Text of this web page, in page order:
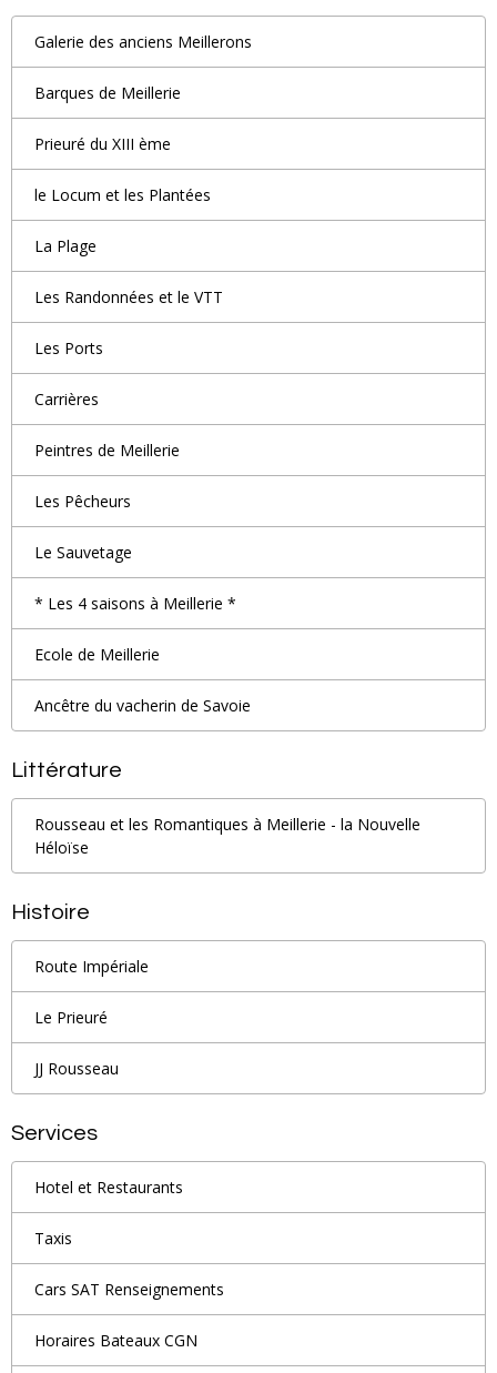
Galerie des anciens Meillerons
Barques de Meillerie
Prieuré du XIII ème
le Locum et les Plantées
La Plage
Les Randonnées et le VTT
Les Ports
Carrières
Peintres de Meillerie
Les Pêcheurs
Le Sauvetage
* Les 4 saisons à Meillerie *
Ecole de Meillerie
Ancêtre du vacherin de Savoie
Littérature
Rousseau et les Romantiques à Meillerie - la Nouvelle
Héloïse
Histoire
Route Impériale
Le Prieuré
JJ Rousseau
Services
Hotel et Restaurants
Taxis
Cars SAT Renseignements
Horaires Bateaux CGN